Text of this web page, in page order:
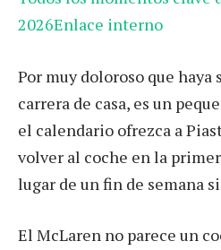
2026Enlace interno
Por muy doloroso que
carrera de casa, es un
el calendario ofrezca a
volver al coche en la
lugar de un fin de semana
El McLaren no parece un